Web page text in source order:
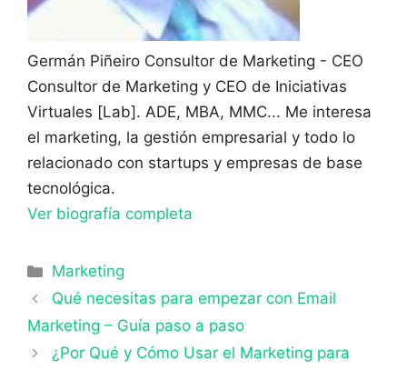
Germán Piñeiro Consultor de Marketing - CEO
Consultor de Marketing y CEO de Iniciativas
Virtuales [Lab]. ADE, MBA, MMC... Me interesa
el marketing, la gestión empresarial y todo lo
relacionado con startups y empresas de base
tecnológica.
Ver biografía completa
Categorías
Marketing
Qué necesitas para empezar con Email
Marketing – Guía paso a paso
¿Por Qué y Cómo Usar el Marketing para